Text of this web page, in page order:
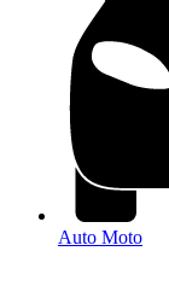
Auto Moto